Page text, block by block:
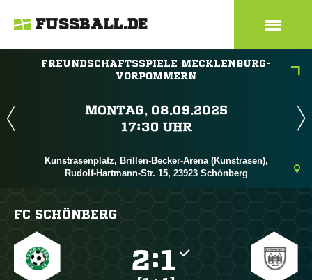
FUSSBALL.DE
FREUNDSCHAFTSSPIELE MECKLENBURG-
VORPOMMERN
 
 
Kunstrasenplatz, Brillen-Becker-Arena (Kunstrasen),
Rudolf-Hartmann-Str. 15, 23923 Schönberg
FC SCHÖNBERG
: